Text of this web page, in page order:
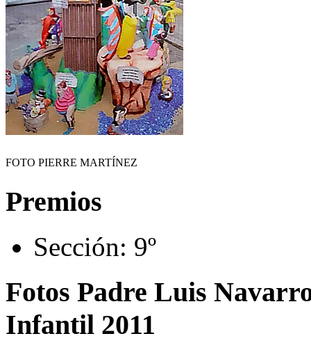
FOTO PIERRE MARTÍNEZ
Premios
Sección: 9º
Fotos Padre Luis
Infantil 2011